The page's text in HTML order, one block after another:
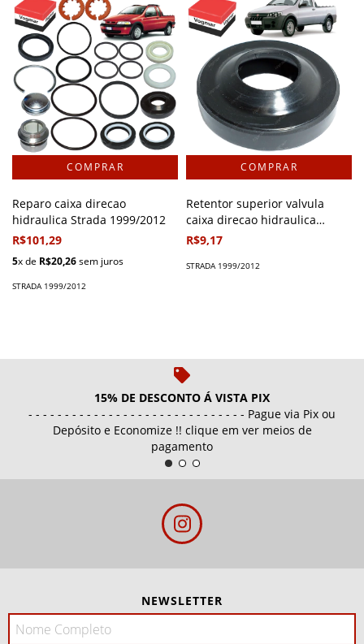
Reparo caixa direcao
hidraulica Strada 1999/2012
R$101,29
5x de R$20,26sem juros
STRADA 1999/2012
Retentor superior valvula
caixa direcao hidraulica
Strada 1999/2012
R$9,17
STRADA 1999/2012
15% DE DESCONTO Á VISTA PIX
- - - - - - - - - - - - - - - - - - - - - - - - - - - - - - Pague via Pix ou
Depósito e Economize !! clique em ver meios de
pagamento
NEWSLETTER